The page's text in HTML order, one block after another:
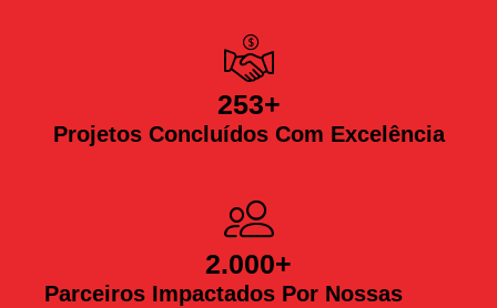
Projetos Concluídos Com Excelência
253+
Parceiros Impactados Por Nossas
2.000+